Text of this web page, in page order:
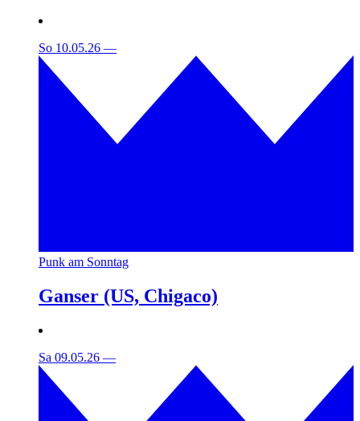
So 10.05.26 —
Punk am Sonntag
Ganser (US, Chigaco)
Sa 09.05.26 —